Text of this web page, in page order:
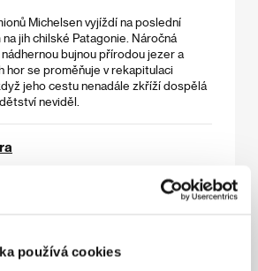
používá cookies
Michelsen vyjíždí na poslední
jih chilské Patagonie. Náročná
bujnou přírodou jezer a
hor se proměňuje v rekapitulaci
jeho cestu nenadále zkříží dospělá
neviděl.
/ Slovinsko, Severní Makedonie,
sdílet spolu byt v Lublani... Přední